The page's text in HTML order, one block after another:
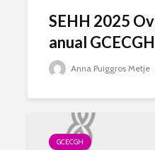
SEHH 2025
anual
Anna Puiggros Metje
GCECGH